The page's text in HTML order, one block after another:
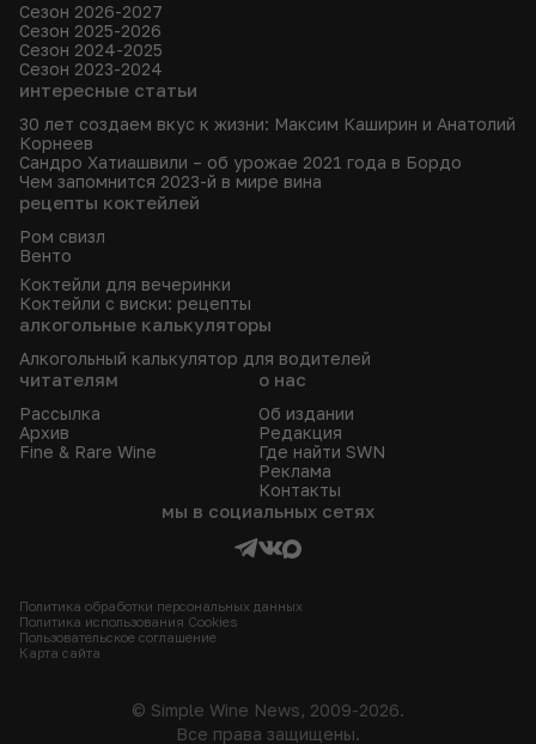
Сезон 2026-2027
Сезон 2025-2026
Сезон 2024-2025
Сезон 2023-2024
интересные статьи
30 лет создаем вкус к жизни: Максим Каширин и Анатолий
Корнеев
Сандро Хатиашвили – об урожае 2021 года в Бордо
Чем запомнится 2023-й в мире вина
рецепты коктейлей
Ром свизл
Венто
Коктейли для вечеринки
Коктейли с виски: рецепты
алкогольные калькуляторы
Алкогольный калькулятор для водителей
читателям
Рассылка
Архив
Fine & Rare Wine
о нас
Об издании
Редакция
Где найти SWN
Реклама
Контакты
мы в социальных сетях
Политика обработки персональных данных
Политика использования Сookies
Пользовательское соглашение
Карта сайта
© Simple Wine News, 2009-2026.
Все права защищены.